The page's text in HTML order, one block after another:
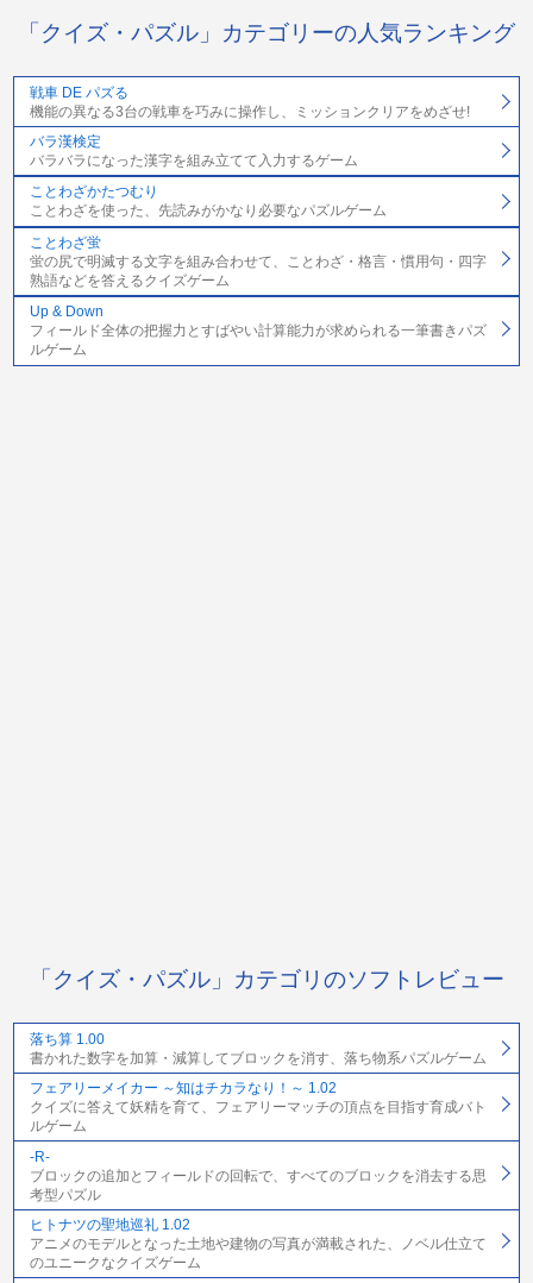
「クイズ・パズル」カテゴリーの人気ランキング
戦車 DE パズる
機能の異なる3台の戦車を巧みに操作し、ミッションクリアをめざせ!
バラ漢検定
バラバラになった漢字を組み立てて入力するゲーム
ことわざかたつむり
ことわざを使った、先読みがかなり必要なパズルゲーム
ことわざ蛍
蛍の尻で明滅する文字を組み合わせて、ことわざ・格言・慣用句・四字
熟語などを答えるクイズゲーム
Up & Down
フィールド全体の把握力とすばやい計算能力が求められる一筆書きパズ
ルゲーム
「クイズ・パズル」カテゴリのソフトレビュー
落ち算 1.00
書かれた数字を加算・減算してブロックを消す、落ち物系パズルゲーム
フェアリーメイカー ～知はチカラなり！～ 1.02
クイズに答えて妖精を育て、フェアリーマッチの頂点を目指す育成バト
ルゲーム
-R-
ブロックの追加とフィールドの回転で、すべてのブロックを消去する思
考型パズル
ヒトナツの聖地巡礼 1.02
アニメのモデルとなった土地や建物の写真が満載された、ノベル仕立て
のユニークなクイズゲーム